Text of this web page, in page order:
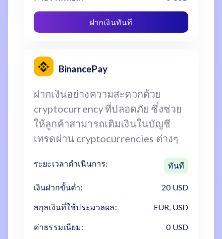
ฝากเงินทันที
BinancePay
ฝากเงินอย่างความสะดวกด้วย
cryptocurrency ที่ปลอดภัย ซึ่งช่วย
ให้ลูกค้าสามารถเติมเงินในบัญชี
เทรดผ่าน cryptocurrencies ต่างๆ
ระยะเวลาดำเนินการ: ทันที
เงินฝากขั้นต่ำ: 20 USD
สกุลเงินที่ใช้ประมวลผล: EUR, USD
ค่าธรรมเนียม: 0 USD